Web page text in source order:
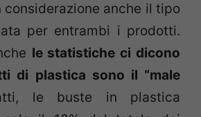
considerazione anche il tipo
per entrambi i prodotti.
le statistiche ci dicono
di plastica sono il “male
le buste in plastica